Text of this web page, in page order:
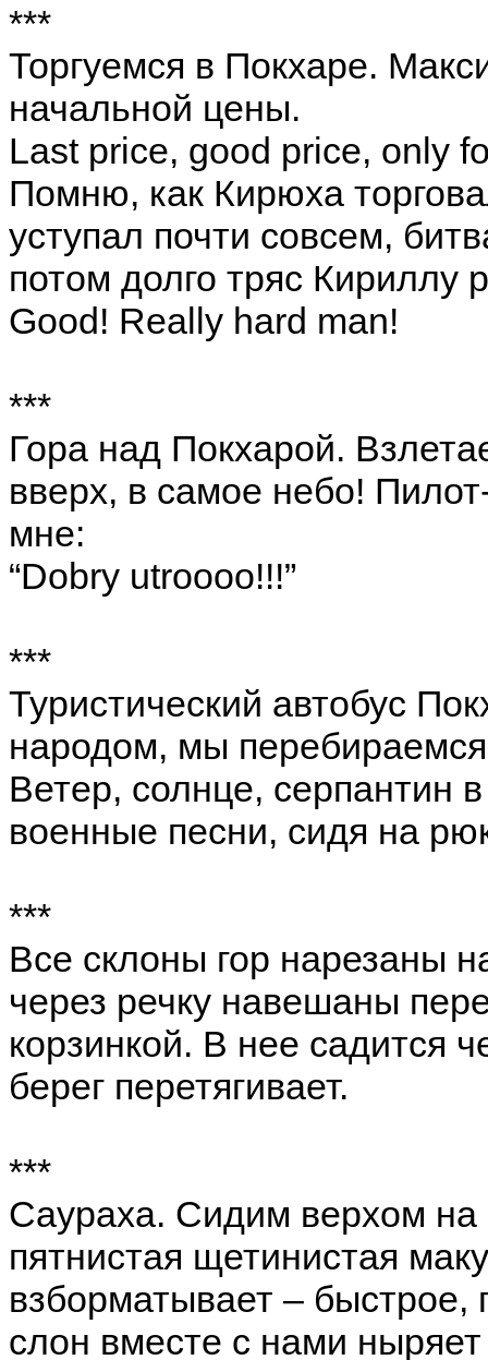
***
Торгуемся в Покхаре.
начальной цены.
Last price, good price, only
Помню, как Кирюха
уступал почти совсем,
потом долго тряс Кириллу
Good! Really hard man!
***
Гора над Покхарой.
вверх, в самое небо!
мне:
“Dobry utroooo!!!”
***
Туристический автобус
народом, мы
Ветер, солнце, серпантин
военные песни, сидя на
***
Все склоны гор нарезаны
через речку навешаны
корзинкой. В нее садится
берег перетягивает.
***
Саураха. Сидим верхом
пятнистая щетинистая
взборматывает – быстрое,
слон вместе с нами